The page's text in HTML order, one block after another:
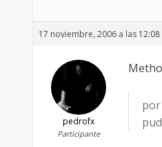
17 noviembre, 2006 a las 12:08
pedrofx
Participante